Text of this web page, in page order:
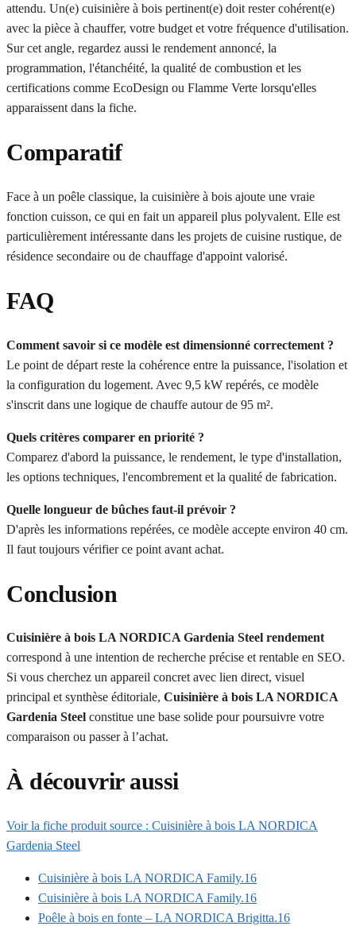
attendu. Un(e) cuisinière à bois pertinent(e) doit rester cohérent(e)
avec la pièce à chauffer, votre budget et votre fréquence d'utilisation.
Sur cet angle, regardez aussi le rendement annoncé, la
programmation, l'étanchéité, la qualité de combustion et les
certifications comme EcoDesign ou Flamme Verte lorsqu'elles
apparaissent dans la fiche.
Comparatif
Face à un poêle classique, la cuisinière à bois ajoute une vraie
fonction cuisson, ce qui en fait un appareil plus polyvalent. Elle est
particulièrement intéressante dans les projets de cuisine rustique, de
résidence secondaire ou de chauffage d'appoint valorisé.
FAQ
Comment savoir si ce modèle est dimensionné correctement ?
Le point de départ reste la cohérence entre la puissance, l'isolation et
la configuration du logement. Avec 9,5 kW repérés, ce modèle
s'inscrit dans une logique de chauffe autour de 95 m².
Quels critères comparer en priorité ?
Comparez d'abord la puissance, le rendement, le type d'installation,
les options techniques, l'encombrement et la qualité de fabrication.
Quelle longueur de bûches faut-il prévoir ?
D'après les informations repérées, ce modèle accepte environ 40 cm.
Il faut toujours vérifier ce point avant achat.
Conclusion
Cuisinière à bois LA NORDICA Gardenia Steel rendement
correspond à une intention de recherche précise et rentable en SEO.
Si vous cherchez un appareil concret avec lien direct, visuel
principal et synthèse éditoriale, Cuisinière à bois LA NORDICA
Gardenia Steel constitue une base solide pour poursuivre votre
comparaison ou passer à l’achat.
À découvrir aussi
Voir la fiche produit source : Cuisinière à bois LA NORDICA
Gardenia Steel
Cuisinière à bois LA NORDICA Family.16
Cuisinière à bois LA NORDICA Family.16
Poêle à bois en fonte – LA NORDICA Brigitta.16